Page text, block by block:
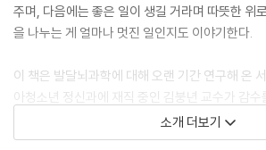
주며, 다음에는 좋은 일이 생길 거라며 따뜻한 위
을 나누는 게 얼마나 멋진 일인지도 이야기한다.
이 책은 발달뇌과학에 대해 오랜 기간 연구해 온
아청소년 정신과에 재직 중인 김붕년 교수가 감수
그의 전문적인 통찰력은 정서적 어려움을 겪는 아
건강하게 극복할 수 있도록 돕는다.
소개 더보기